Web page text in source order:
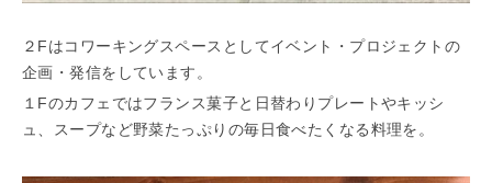
２Fはコワーキングスペースとしてイベント・プロジェクトの
企画・発信をしています。
１Fのカフェではフランス菓子と日替わりプレートやキッシ
ュ、スープなど野菜たっぷりの毎日食べたくなる料理を。